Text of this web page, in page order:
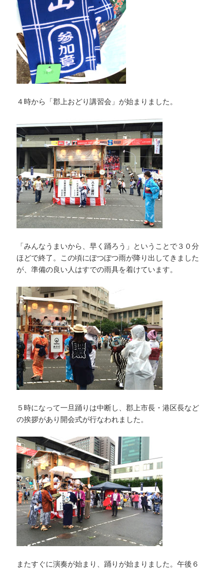
４時から「郡上おどり講習会」が始まりました。
「みんなうまいから、早く踊ろう」ということで３０分
ほどで終了。 この頃にぽつぽつ雨が降り出してきました
が、準備の良い人はすでの雨具を着けています。
５時になって一旦踊りは中断し、郡上市長・港区長など
の挨拶があり開会式が行なわれました。
またすぐに演奏が始まり、踊りが始まりました。午後６